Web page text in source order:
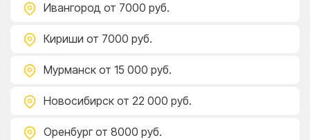
Ивангород от 7000 руб.
Кириши от 7000 руб.
Мурманск от 15 000 руб.
Новосибирск от 22 000 руб.
Оренбург от 8000 руб.